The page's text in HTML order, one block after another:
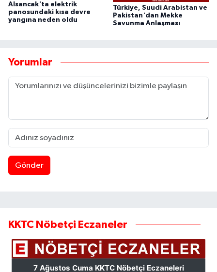
Alsancak'ta elektrik
panosundaki kısa devre
yangına neden oldu
Türkiye, Suudi Arabistan ve
Pakistan'dan Mekke
Savunma Anlaşması
Yorumlar
Gönder
KKTC Nöbetçi Eczaneler